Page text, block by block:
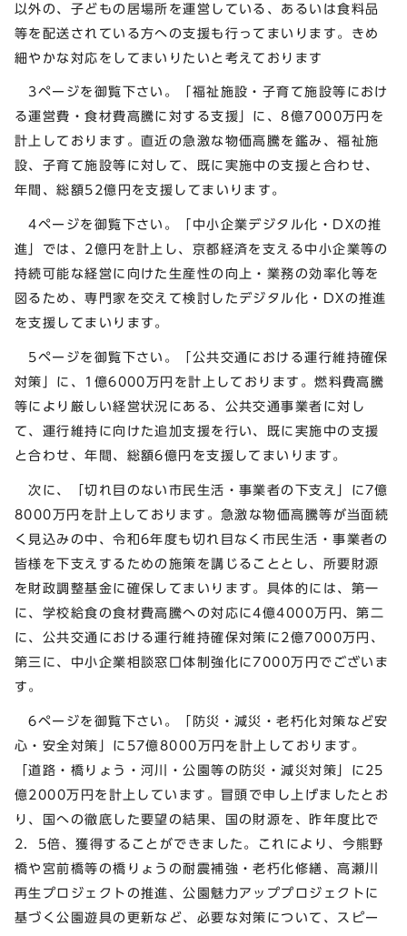
以外の、子どもの居場所を運営している、あるいは食料品
等を配送されている方への支援も行ってまいります。きめ
細やかな対応をしてまいりたいと考えております
3ページを御覧下さい。「福祉施設・子育て施設等におけ
る運営費・食材費高騰に対する支援」に、8億7000万円を
計上しております。直近の急激な物価高騰を鑑み、福祉施
設、子育て施設等に対して、既に実施中の支援と合わせ、
年間、総額52億円を支援してまいります。
4ページを御覧下さい。「中小企業デジタル化・DXの推
進」では、2億円を計上し、京都経済を支える中小企業等の
持続可能な経営に向けた生産性の向上・業務の効率化等を
図るため、専門家を交えて検討したデジタル化・DXの推進
を支援してまいります。
5ページを御覧下さい。「公共交通における運行維持確保
対策」に、1億6000万円を計上しております。燃料費高騰
等により厳しい経営状況にある、公共交通事業者に対し
て、運行維持に向けた追加支援を行い、既に実施中の支援
と合わせ、年間、総額6億円を支援してまいります。
次に、「切れ目のない市民生活・事業者の下支え」に7億
8000万円を計上しております。急激な物価高騰等が当面続
く見込みの中、令和6年度も切れ目なく市民生活・事業者の
皆様を下支えするための施策を講じることとし、所要財源
を財政調整基金に確保してまいります。具体的には、第一
に、学校給食の食材費高騰への対応に4億4000万円、第二
に、公共交通における運行維持確保対策に2億7000万円、
第三に、中小企業相談窓口体制強化に7000万円でございま
す。
6ページを御覧下さい。「防災・減災・老朽化対策など安
心・安全対策」に57億8000万円を計上しております。
「道路・橋りょう・河川・公園等の防災・減災対策」に25
億2000万円を計上しています。冒頭で申し上げましたとお
り、国への徹底した要望の結果、国の財源を、昨年度比で
2．5倍、獲得することができました。これにより、今熊野
橋や宮前橋等の橋りょうの耐震補強・老朽化修繕、高瀬川
再生プロジェクトの推進、公園魅力アッププロジェクトに
基づく公園遊具の更新など、必要な対策について、スピー